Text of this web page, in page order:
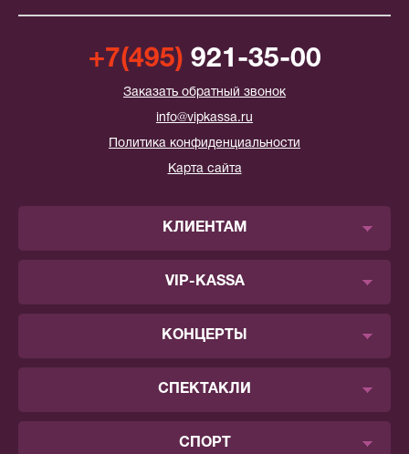
+7(495) 921-35-00
Заказать обратный звонок
info@vipkassa.ru
Политика конфиденциальности
Карта сайта
КЛИЕНТАМ
VIP-KASSA
КОНЦЕРТЫ
СПЕКТАКЛИ
СПОРТ